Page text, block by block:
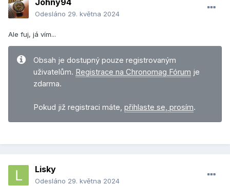
Johny94
Odesláno 29. května 2024
Ale fuj, já vím...
Obsah je dostupný pouze registrovaným
uživatelům. Registrace na Chronomag Fórum je
zdarma.
Pokud již registraci máte, přihlaste se, prosím.
Lisky
Odesláno 29. května 2024